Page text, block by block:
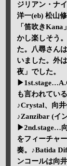
ジリアン・ナ
洋一(eb) 松山
「笛吹き
かし楽しそう
た。八尋さん
いました。外
夜」でした。
も言われてい
♪Crystal、向井
♪Zanzibar (イ
▶2nd.stage…
をフィーチャ
奏。♪Batida
ンコールは向